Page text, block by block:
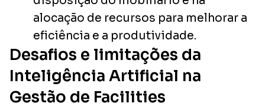
alocação de recursos para melhorar a
eficiência e a produtividade.
Desafios e limitações da
Inteligência Artificial na
Gestão de Facilities